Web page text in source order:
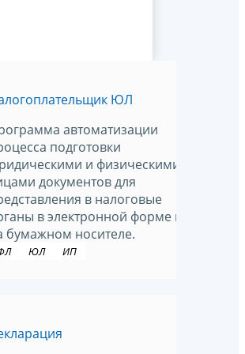
ЮЛ
автоматизации
подготовки
и физическими
документов для
в налоговые
в электронной форме и
бумажном носителе.
ЮЛ ИП